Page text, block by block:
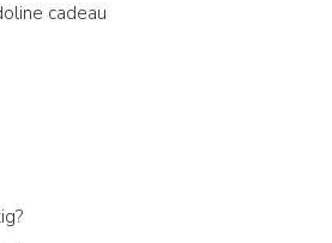
cadeau